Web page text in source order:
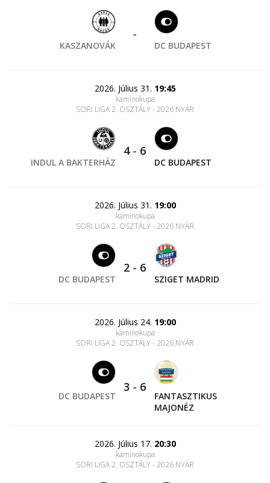
KASZANOVÁK
-
DC BUDAPEST
2026. Július 31. 19:45
kaminokupa
SORI LIGA 2. OSZTÁLY - 2026 NYÁR
INDUL A BAKTERHÁZ
4- 6
DC BUDAPEST
2026. Július 31. 19:00
kaminokupa
SORI LIGA 2. OSZTÁLY - 2026 NYÁR
DC BUDAPEST
2 - 6
SZIGET MADRID
2026. Július 24. 19:00
kaminokupa
SORI LIGA 2. OSZTÁLY - 2026 NYÁR
DC BUDAPEST
3 - 6
FANTASZTIKUS
MAJONÉZ
2026. Július 17. 20:30
kaminokupa
SORI LIGA 2. OSZTÁLY - 2026 NYÁR